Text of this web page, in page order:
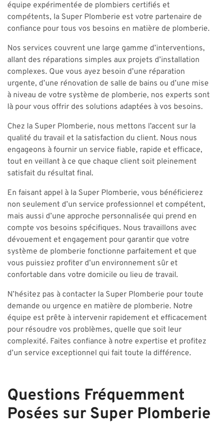
équipe expérimentée de plombiers certifiés et
compétents, la Super Plomberie est votre partenaire de
confiance pour tous vos besoins en matière de plomberie.
Nos services couvrent une large gamme d’interventions,
allant des réparations simples aux projets d’installation
complexes. Que vous ayez besoin d’une réparation
urgente, d’une rénovation de salle de bains ou d’une mise
à niveau de votre système de plomberie, nos experts sont
là pour vous offrir des solutions adaptées à vos besoins.
Chez la Super Plomberie, nous mettons l’accent sur la
qualité du travail et la satisfaction du client. Nous nous
engageons à fournir un service fiable, rapide et efficace,
tout en veillant à ce que chaque client soit pleinement
satisfait du résultat final.
En faisant appel à la Super Plomberie, vous bénéficierez
non seulement d’un service professionnel et compétent,
mais aussi d’une approche personnalisée qui prend en
compte vos besoins spécifiques. Nous travaillons avec
dévouement et engagement pour garantir que votre
système de plomberie fonctionne parfaitement et que
vous puissiez profiter d’un environnement sûr et
confortable dans votre domicile ou lieu de travail.
N’hésitez pas à contacter la Super Plomberie pour toute
demande ou urgence en matière de plomberie. Notre
équipe est prête à intervenir rapidement et efficacement
pour résoudre vos problèmes, quelle que soit leur
complexité. Faites confiance à notre expertise et profitez
d’un service exceptionnel qui fait toute la différence.
Questions Fréquemment
Posées sur Super Plomberie